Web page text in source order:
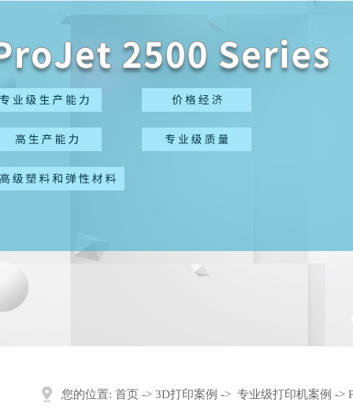
您的位置: 首页 -> 3D打印案例 -> 专业级打印机案例 ->